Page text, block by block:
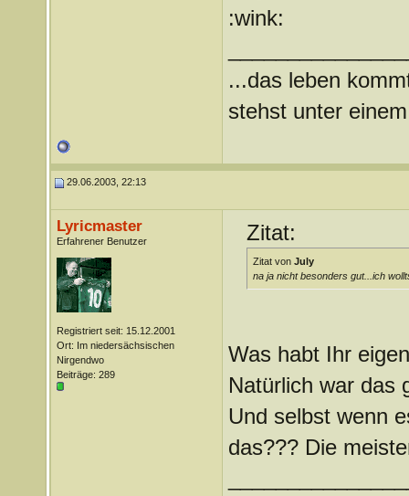
:wink:
...das leben
stehst unter
29.06.2003, 22:13
Lyricmaster
Erfahrener Benutzer
Registriert seit: 15.12.2001
Ort: Im niedersächsischen
Nirgendwo
Beiträge: 289
Zitat:
Zitat von July
na ja nicht besonders gut...ich
Was habt Ihr
Natürlich war das
Und selbst wenn
das??? Die